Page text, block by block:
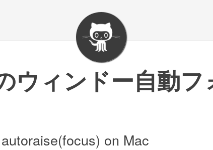
ウィンドー自動フ
on Mac